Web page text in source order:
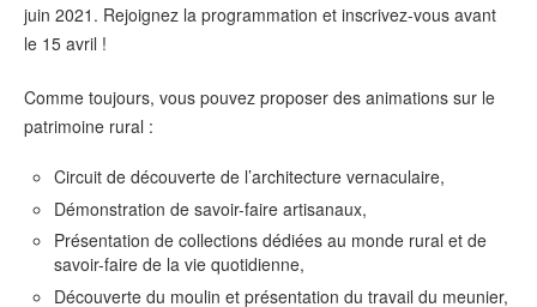
juin 2021. Rejoignez la programmation et inscrivez-vous avant
le 15 avril !
Comme toujours, vous pouvez proposer des animations sur le
patrimoine rural :
Circuit de découverte de l’architecture vernaculaire,
Démonstration de savoir-faire artisanaux,
Présentation de collections dédiées au monde rural et de
savoir-faire de la vie quotidienne,
Découverte du moulin et présentation du travail du meunier,